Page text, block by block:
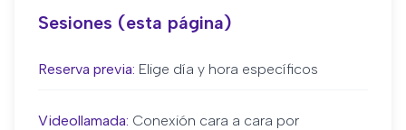
Sesiones (esta página)
Reserva previa: Elige día y hora específicos
Videollamada: Conexión cara a cara por